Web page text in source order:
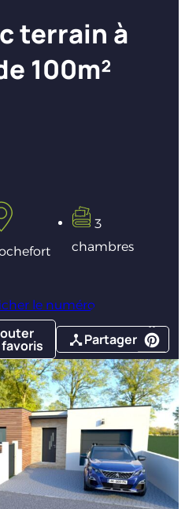
terrain à
100m²
3
chambres
le numéro
Partager